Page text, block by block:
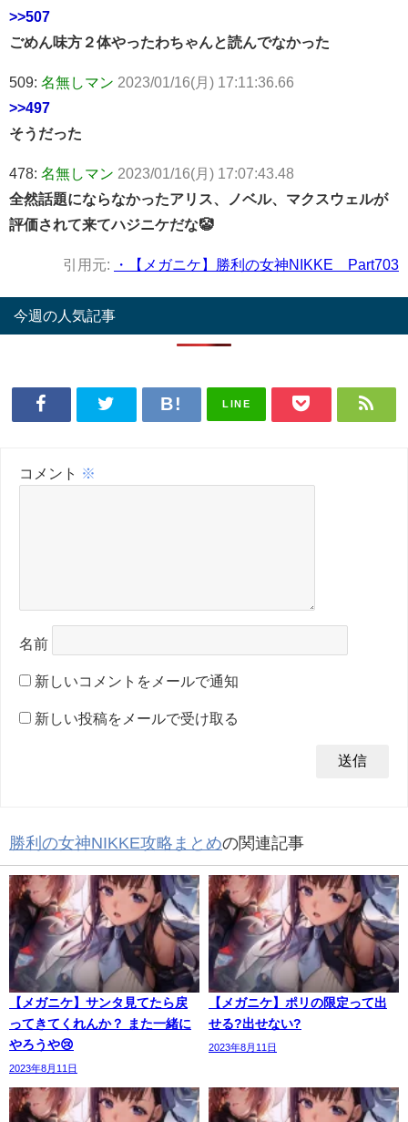
>>507
ごめん味方２体やったわちゃんと読んでなかった
509: 名無しマン 2023/01/16(月) 17:11:36.66
>>497
そうだった
478: 名無しマン 2023/01/16(月) 17:07:43.48
全然話題にならなかったアリス、ノベル、マクスウェルが
評価されて来てハジニケだな🤡
引用元: ・【メガニケ】勝利の女神NIKKE Part703
今週の人気記事
LINE
コメント ※
名前
新しいコメントをメールで通知
新しい投稿をメールで受け取る
勝利の女神NIKKE攻略まとめの関連記事
【メガニケ】サンタ見てたら戻
ってきてくれんか？ また一緒に
やろうや😢
2023年8月11日
【メガニケ】ポリの限定って出
せる?出せない?
2023年8月11日